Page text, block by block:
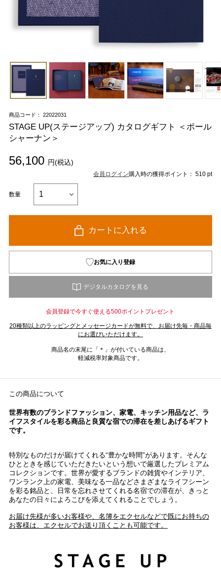
商品コード： 22022031
STAGE UP(ステージアップ) カタログギフト ＜ポール
シャーナン＞
56,100 円(税込)
会員ログイン購入時の獲得ポイント： 510 pt
数量
カートに入れる
お気に入り登録
会員登録で今すぐ使える500ポイントプレゼント
20種類以上のラッピングとメッセージカードが無料で、お届け先毎・商品毎
にお選びいただけます。
商品名の末尾に「＊」が付いている商品は、
軽減税率対象商品です。
この商品について
世界有数のブランドファッション、家電、キッチン用品など、ラ
イフスタイルを彩る商品と良質な宿での滞在を差しあげるギフト
です。
特別なものだけが届けてくれる“豊かな時間”があります。そんな
ひとときを感じていただきたいという想いで厳選したプレミアム
コレクションです。世界が愛するブランドの雑貨やインテリア、
ワンランク上の家電、美味なる一品などさまざまなライフシーン
を彩る銘品と、日常を忘れさせてくれる名宿での滞在が、きっと
あなたの日々によろこびを添えてくれることでしょう。
お届け先様が多いお客様や、名簿をエクセルなどで既にお持ちの
お客様は、エクセルでお送り頂くことも可能です。